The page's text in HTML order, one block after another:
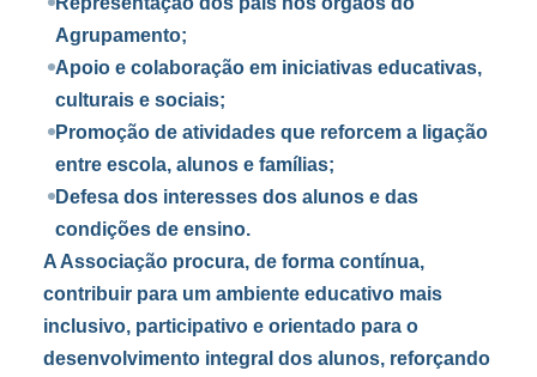
Agrupamento;
Apoio e colaboração em iniciativas educativas,
culturais e sociais;
Promoção de atividades que reforcem a ligação
entre escola, alunos e famílias;
Defesa dos interesses dos alunos e das
condições de ensino.
A Associação procura, de forma contínua,
contribuir para um ambiente educativo mais
inclusivo, participativo e orientado para o
desenvolvimento integral dos alunos, reforçando